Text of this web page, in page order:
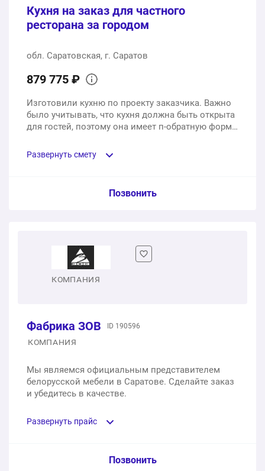
Кухня на заказ для частного
ресторана за городом
обл. Саратовская, г. Саратов
879 775 ₽
Изготовили кухню по проекту заказчика. Важно
было учитывать, что кухня должна быть открыта
для гостей, поэтому она имеет п-обратную форму.
которую клиент приобрел заранее (стоимость
техники не входит в смету).
Развернуть смету
Пункт сметы / Ед. изм. / Цена
текстурной пленкой; столешница из натурального
1 шт.
Общая стоимость: 879775 ₽
Позвонить
КОМПАНИЯ
Фабрика ЗОВ
ID 190596
КОМПАНИЯ
Мы являемся официальным представителем
белорусской мебели в Саратове. Сделайте заказ
и убедитесь в качестве.
Развернуть прайс
Услуга из прайс-листа / Ед. изм. / Цена
Позвонить